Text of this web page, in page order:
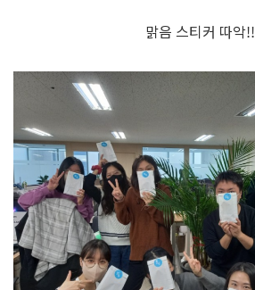
맑음 스티커 따악!!